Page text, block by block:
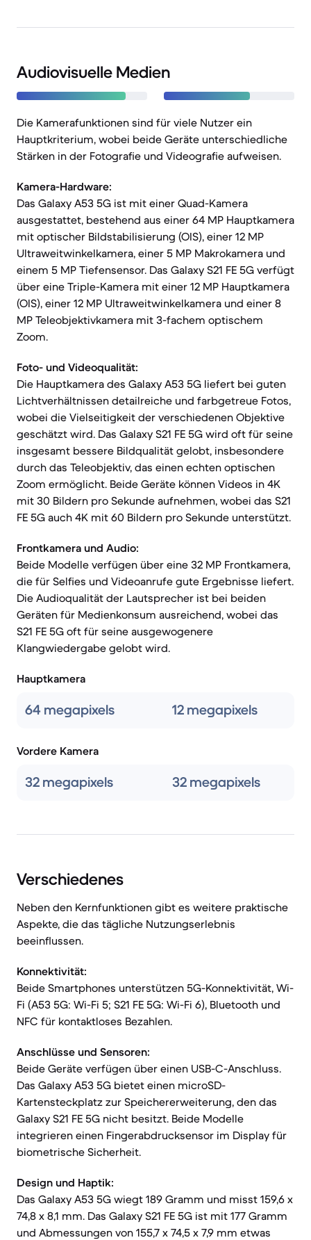
Audiovisuelle Medien
Die Kamerafunktionen sind für viele Nutzer ein
Hauptkriterium, wobei beide Geräte unterschiedliche
Stärken in der Fotografie und Videografie aufweisen.
Kamera-Hardware:
Das Galaxy A53 5G ist mit einer Quad-Kamera
ausgestattet, bestehend aus einer 64 MP Hauptkamera
mit optischer Bildstabilisierung (OIS), einer 12 MP
Ultraweitwinkelkamera, einer 5 MP Makrokamera und
einem 5 MP Tiefensensor. Das Galaxy S21 FE 5G verfügt
über eine Triple-Kamera mit einer 12 MP Hauptkamera
(OIS), einer 12 MP Ultraweitwinkelkamera und einer 8
MP Teleobjektivkamera mit 3-fachem optischem
Zoom.
Foto- und Videoqualität:
Die Hauptkamera des Galaxy A53 5G liefert bei guten
Lichtverhältnissen detailreiche und farbgetreue Fotos,
wobei die Vielseitigkeit der verschiedenen Objektive
geschätzt wird. Das Galaxy S21 FE 5G wird oft für seine
insgesamt bessere Bildqualität gelobt, insbesondere
durch das Teleobjektiv, das einen echten optischen
Zoom ermöglicht. Beide Geräte können Videos in 4K
mit 30 Bildern pro Sekunde aufnehmen, wobei das S21
FE 5G auch 4K mit 60 Bildern pro Sekunde unterstützt.
Frontkamera und Audio:
Beide Modelle verfügen über eine 32 MP Frontkamera,
die für Selfies und Videoanrufe gute Ergebnisse liefert.
Die Audioqualität der Lautsprecher ist bei beiden
Geräten für Medienkonsum ausreichend, wobei das
S21 FE 5G oft für seine ausgewogenere
Klangwiedergabe gelobt wird.
Hauptkamera
64 megapixels 12 megapixels
Vordere Kamera
32 megapixels 32 megapixels
Verschiedenes
Neben den Kernfunktionen gibt es weitere praktische
Aspekte, die das tägliche Nutzungserlebnis
beeinflussen.
Konnektivität:
Beide Smartphones unterstützen 5G-Konnektivität, Wi-
Fi (A53 5G: Wi-Fi 5; S21 FE 5G: Wi-Fi 6), Bluetooth und
NFC für kontaktloses Bezahlen.
Anschlüsse und Sensoren:
Beide Geräte verfügen über einen USB-C-Anschluss.
Das Galaxy A53 5G bietet einen microSD-
Kartensteckplatz zur Speichererweiterung, den das
Galaxy S21 FE 5G nicht besitzt. Beide Modelle
integrieren einen Fingerabdrucksensor im Display für
biometrische Sicherheit.
Design und Haptik:
Das Galaxy A53 5G wiegt 189 Gramm und misst 159,6 x
74,8 x 8,1 mm. Das Galaxy S21 FE 5G ist mit 177 Gramm
und Abmessungen von 155,7 x 74,5 x 7,9 mm etwas